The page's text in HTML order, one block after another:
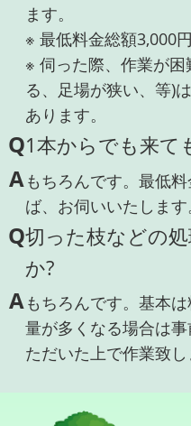
ます。
※ 最低料金総額3,000
※ 伺った際、作業が
る、足場が狭い、等)
あります。
Q1本からでも来て
Aもちろんです。最低
ば、お伺いいたします
Q切った枝などの
か?
Aもちろんです。基本
量が多くなる場合は
ただいた上で作業致し